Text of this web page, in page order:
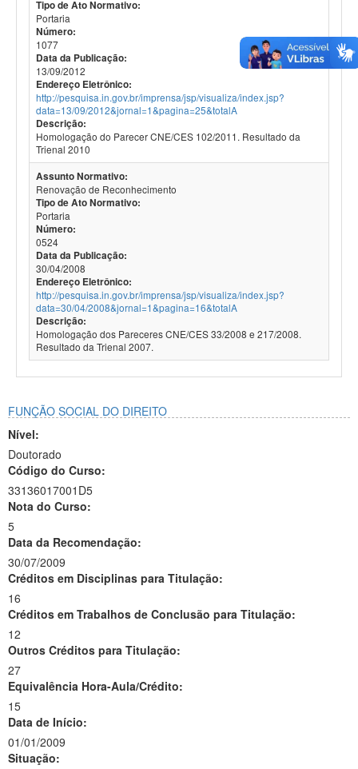
Tipo de Ato Normativo:
Portaria
Número:
1077
Data da Publicação:
13/09/2012
Endereço Eletrônico:
http://pesquisa.in.gov.br/imprensa/jsp/visualiza/index.jsp?
data=13/09/2012&jornal=1&pagina=25&totalA
Descrição:
Homologação do Parecer CNE/CES 102/2011. Resultado da
Trienal 2010
Assunto Normativo:
Renovação de Reconhecimento
Tipo de Ato Normativo:
Portaria
Número:
0524
Data da Publicação:
30/04/2008
Endereço Eletrônico:
http://pesquisa.in.gov.br/imprensa/jsp/visualiza/index.jsp?
data=30/04/2008&jornal=1&pagina=16&totalA
Descrição:
Homologação dos Pareceres CNE/CES 33/2008 e 217/2008.
Resultado da Trienal 2007.
FUNÇÃO SOCIAL DO DIREITO
Nível:
Doutorado
Código do Curso:
33136017001D5
Nota do Curso:
5
Data da Recomendação:
30/07/2009
Créditos em Disciplinas para Titulação:
16
Créditos em Trabalhos de Conclusão para Titulação:
12
Outros Créditos para Titulação:
27
Equivalência Hora-Aula/Crédito:
15
Data de Início:
01/01/2009
Situação: